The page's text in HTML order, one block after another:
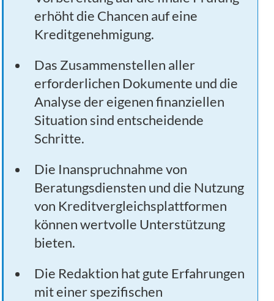
erhöht die Chancen auf eine
Kreditgenehmigung.
Das Zusammenstellen aller
erforderlichen Dokumente und die
Analyse der eigenen finanziellen
Situation sind entscheidende
Schritte.
Die Inanspruchnahme von
Beratungsdiensten und die Nutzung
von Kreditvergleichsplattformen
können wertvolle Unterstützung
bieten.
Die Redaktion hat gute Erfahrungen
mit einer spezifischen